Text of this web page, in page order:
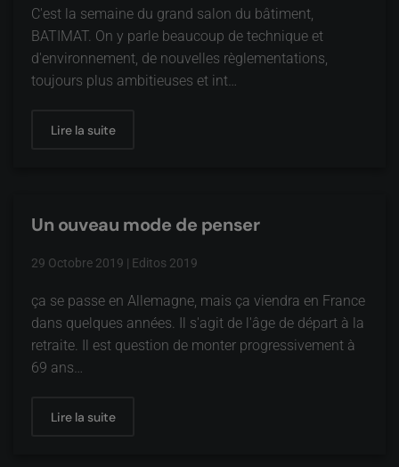
C'est la semaine du grand salon du bâtiment,
BATIMAT. On y parle beaucoup de technique et
d'environnement, de nouvelles règlementations,
toujours plus ambitieuses et int…
Lire la suite
Un ouveau mode de penser
29 Octobre 2019 | Editos 2019
ça se passe en Allemagne, mais ça viendra en France
dans quelques années. Il s'agit de l'âge de départ à la
retraite. Il est question de monter progressivement à
69 ans…
Lire la suite